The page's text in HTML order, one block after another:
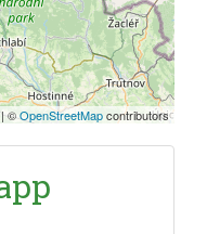
|©OpenStreetMapcontributors